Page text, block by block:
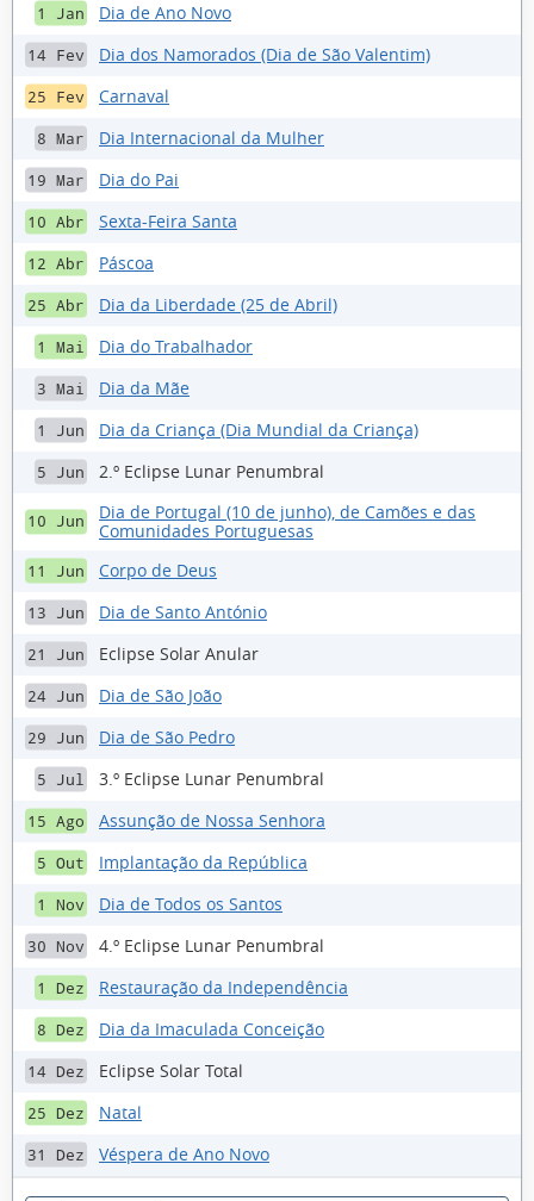
1 Jan Dia de Ano Novo
14 Fev Dia dos Namorados (Dia de São Valentim)
25 Fev Carnaval
8 Mar Dia Internacional da Mulher
19 Mar Dia do Pai
10 Abr Sexta-Feira Santa
12 Abr Páscoa
25 Abr Dia da Liberdade (25 de Abril)
1 Mai Dia do Trabalhador
3 Mai Dia da Mãe
1 Jun Dia da Criança (Dia Mundial da Criança)
5 Jun 2.º Eclipse Lunar Penumbral
10 Jun
Dia de Portugal (10 de junho), de Camões e das
Comunidades Portuguesas
11 Jun Corpo de Deus
13 Jun Dia de Santo António
21 Jun Eclipse Solar Anular
24 Jun Dia de São João
29 Jun Dia de São Pedro
5 Jul 3.º Eclipse Lunar Penumbral
15 Ago Assunção de Nossa Senhora
5 Out Implantação da República
1 Nov Dia de Todos os Santos
30 Nov 4.º Eclipse Lunar Penumbral
1 Dez Restauração da Independência
8 Dez Dia da Imaculada Conceição
14 Dez Eclipse Solar Total
25 Dez Natal
31 Dez Véspera de Ano Novo